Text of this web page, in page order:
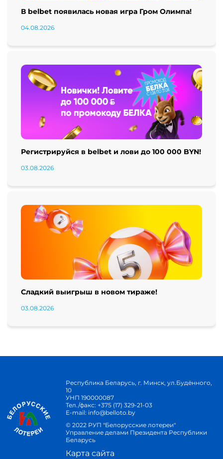
В belbet появилась новая игра Гром Олимпа!
04.08.2026
Регистрируйся в belbet и лови до 100 000 BYN!
03.08.2026
Сладкий выигрыш в новом тираже!
03.08.2026
Республика Беларусь, г. Минск, ул.Будённого,
10
УНП 190000087
Тел./факс: +375 (17) 329-21-03
E-mail: info@belloto.by
© 2022 РУП "Белорусские лотереи"
Управление делами Президента Республики
Беларусь
Карта сайта